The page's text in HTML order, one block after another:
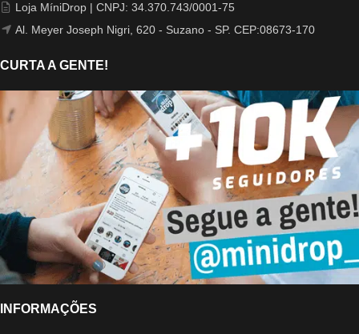
Loja MíniDrop | CNPJ: 34.370.743/0001-75
Al. Meyer Joseph Nigri, 620 - Suzano - SP. CEP:08673-170
CURTA A GENTE!
INFORMAÇÕES